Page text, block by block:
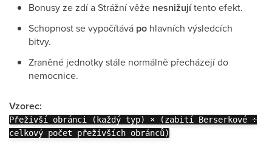
Bonusy ze zdí a Strážní věže nesnižujítento efekt.
Schopnost se vypočítává po hlavních výsledcích
bitvy.
Zraněné jednotky stále normálně přecházejí do
nemocnice.
Vzorec:
Přeživší obránci (každý typ) × (zabití Berserkové ÷
celkový počet přeživších obránců)